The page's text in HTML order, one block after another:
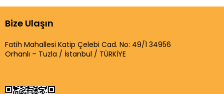
Bize Ulaşın
Fatih Mahallesi Katip Çelebi Cad. No: 49/1 34956
Orhanlı – Tuzla / İstanbul / TÜRKİYE